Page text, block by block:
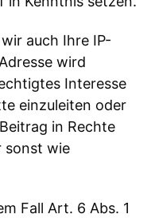
auch Ihre IP-
wird
Interesse
einzuleiten oder
in Rechte
sonst wie
Fall Art. 6 Abs. 1